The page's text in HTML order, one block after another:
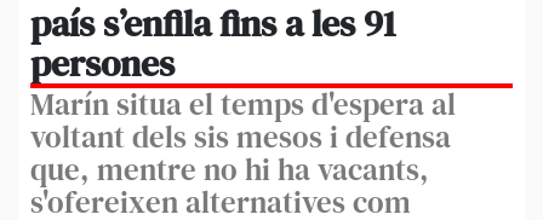
país s’enfila fins a les 91
persones
Marín situa el temps d'espera al
voltant dels sis mesos i defensa
que, mentre no hi ha vacants,
s'ofereixen alternatives com